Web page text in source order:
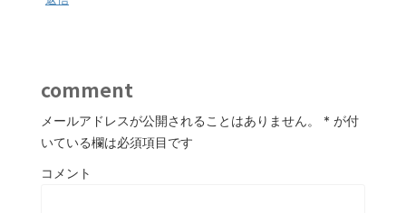
comment
メールアドレスが公開されることはありません。 * が付
いている欄は必須項目です
コメント